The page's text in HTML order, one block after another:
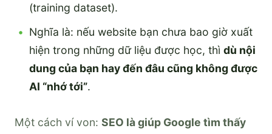
(training dataset).
Nghĩa là: nếu website bạn chưa bao giờ xuất
hiện trong những dữ liệu được học, thì dù nội
dung của bạn hay đến đâu cũng không được
AI “nhớ tới”.
Một cách ví von: SEO là giúp Google tìm thấy